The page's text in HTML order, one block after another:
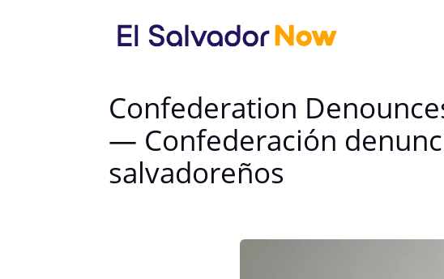
Confederation
— Confederación
salvadoreños